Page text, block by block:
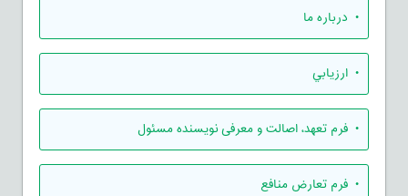
• درباره ما
• ارزيابي
• فرم تعهد، اصالت و معرفی نویسنده مسئول
• فرم تعارض منافع